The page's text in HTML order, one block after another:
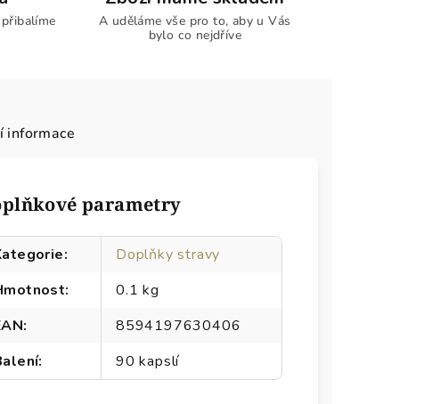
A uděláme vše pro to, aby u Vás
bylo co nejdříve
informace
parametry
:
Doplňky stravy
:
0.1 kg
:
8594197630406
: 90 kapslí